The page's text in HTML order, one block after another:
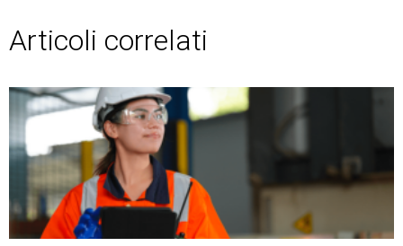
Articoli correlati